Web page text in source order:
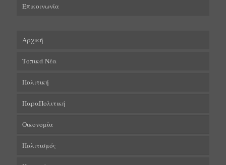
Επικοινωνία
Αρχική
Τοπικά Νέα
Πολιτική
ΠαραΠολιτική
Οικονομία
Πολιτισμός